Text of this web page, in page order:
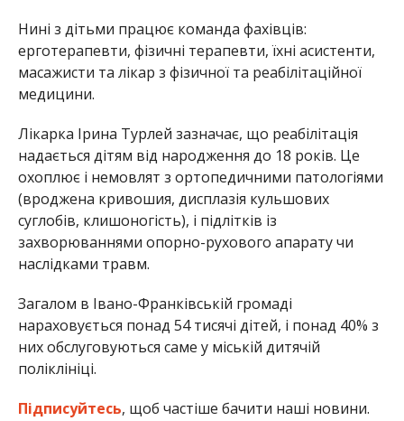
Нині з дітьми працює команда фахівців:
ерготерапевти, фізичні терапевти, їхні асистенти,
масажисти та лікар з фізичної та реабілітаційної
медицини.
Лікарка Ірина Турлей зазначає, що реабілітація
надається дітям від народження до 18 років. Це
охоплює і немовлят з ортопедичними патологіями
(вроджена кривошия, дисплазія кульшових
суглобів, клишоногість), і підлітків із
захворюваннями опорно-рухового апарату чи
наслідками травм.
Загалом в Івано-Франківській громаді
нараховується понад 54 тисячі дітей, і понад 40% з
них обслуговуються саме у міській дитячій
поліклініці.
Підписуйтесь, щоб частіше бачити наші новини.